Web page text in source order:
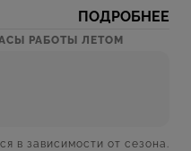
глазурь на торте
солнцем Лансароте.
в нашем тихом
Pool Bar Dream
ПОДРОБНЕЕ
РАБОТЫ ЛЕТОМ
в зависимости от сезона.